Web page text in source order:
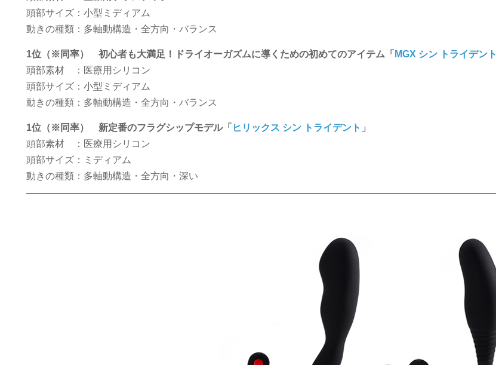
頭部サイズ：小型ミディアム
動きの種類：多軸動構造・全方向・バランス
1位（※同率） 初心者も大満足！ドライオーガズムに導くための初めてのアイテム「 MGX シン トライデント
頭部素材 ：医療用シリコン
頭部サイズ：小型ミディアム
動きの種類：多軸動構造・全方向・バランス
1位（※同率） 新定番のフラグシップモデル「 ヒリックス シン トライデント 」
頭部素材 ：医療用シリコン
頭部サイズ：ミディアム
動きの種類：多軸動構造・全方向・深い